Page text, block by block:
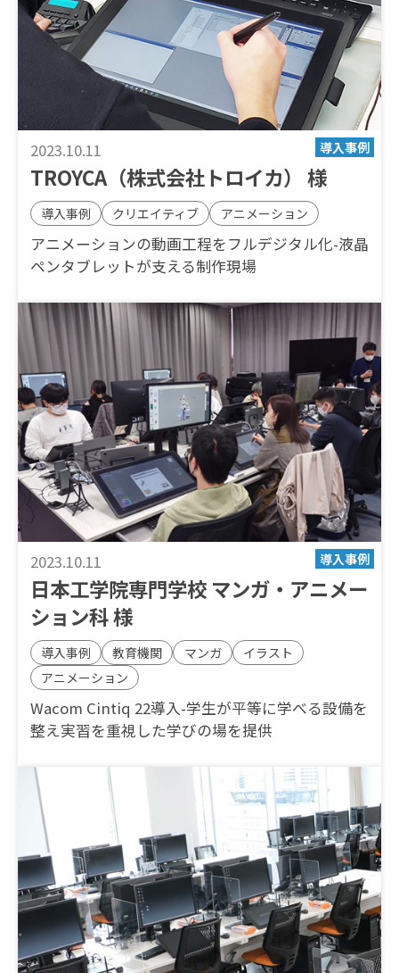
2023.10.11
TROYCA（株式会社トロイカ） 様
導入事例 クリエイティブ アニメーション
アニメーションの動画工程をフルデジタル化-液晶
ペンタブレットが支える制作現場
2023.10.11
日本工学院専門学校 マンガ・アニメー
ション科 様
導入事例 教育機関 マンガ
イラスト
アニメーション
Wacom Cintiq 22導入-学生が平等に学べる設備を
整え実習を重視した学びの場を提供